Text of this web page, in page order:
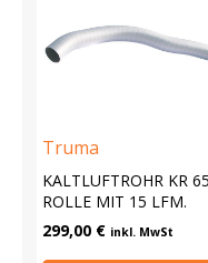
Truma
KALTLUFTROHR KR
ROLLE MIT 15 LFM.
299,00 € inkl. MwSt